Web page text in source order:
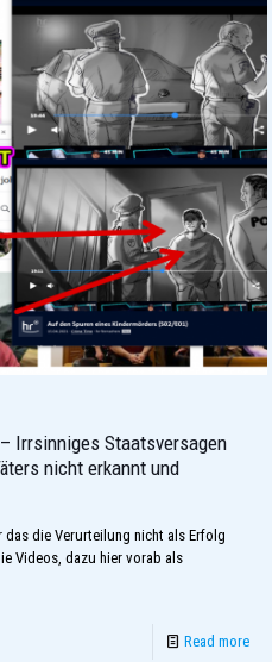
Irrsinniges Staatsversagen
nicht erkannt und
das die Verurteilung nicht als Erfolg
Videos, dazu hier vorab als
Read more